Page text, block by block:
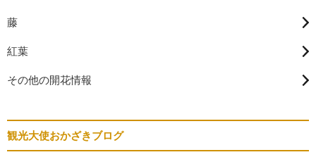
藤
紅葉
その他の開花情報
観光大使おかざきブログ